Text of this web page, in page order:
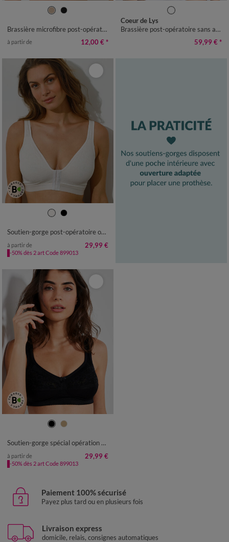
Brassière microfibre post-opératoire forme brassière ouverture devant par bande auto-agrippante - sans armatures
à partir de 12,00 € *
L XL
Coeur de Lys
Brassière post-opératoire sans armatures- ouverture devant
59,99 € *
Soutien-gorge post-opératoire ouvert devant en dentelle - sans armatures
à partir de 29,99 €
-50% dès 2 art Code 899013
Soutien-gorge spécial opération du sein - sans armatures
à partir de 29,99 €
-50% dès 2 art Code 899013
Paiement 100% sécurisé
Payez plus tard ou en plusieurs fois
Livraison express
domicile, relais, consignes automatiques